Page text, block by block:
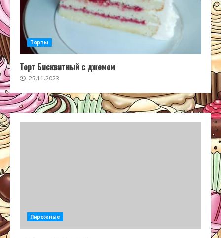
Торты
Торт Бисквитный с джемом
25.11.2023
Пирожные